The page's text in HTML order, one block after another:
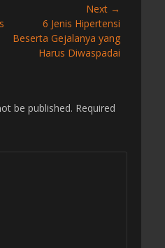
Next →
post:
6 Jenis Hipertensi
Beserta Gejalanya yang
Harus Diwaspadai
be published. Required